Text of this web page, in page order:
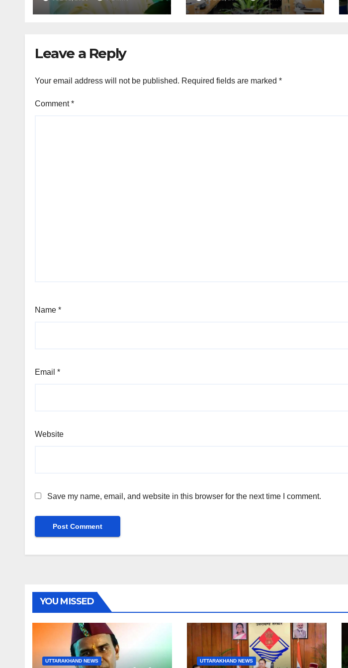
शिक्षा मंत्री ने दिए निर्देश
आवेदन, बिना ब्याज मिलेगा कर्ज
Leave a Reply
Your email address will not be published. Required fields are marked *
Comment*
Name *
Email *
Website
Save my name, email, and website in this browser for the next time I comment.
YOU MISSED
UTTARAKHAND NEWS UTTARAKHAND NEWS